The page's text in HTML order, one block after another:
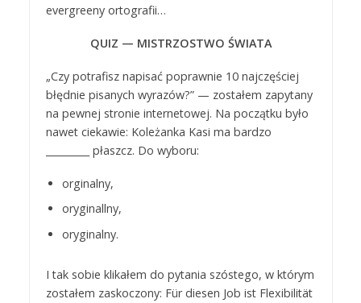
evergreeny ortografii…
QUIZ — MISTRZOSTWO ŚWIATA
„Czy potrafisz napisać poprawnie 10 najczęściej
błędnie pisanych wyrazów?” — zostałem zapytany
na pewnej stronie internetowej. Na początku było
nawet ciekawie: Koleżanka Kasi ma bardzo
_________ płaszcz. Do wyboru:
orginalny,
oryginallny,
oryginalny.
I tak sobie klikałem do pytania szóstego, w którym
zostałem zaskoczony: Für diesen Job ist Flexibilität